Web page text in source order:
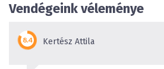
Vendégeink véleménye
Kertész Attila